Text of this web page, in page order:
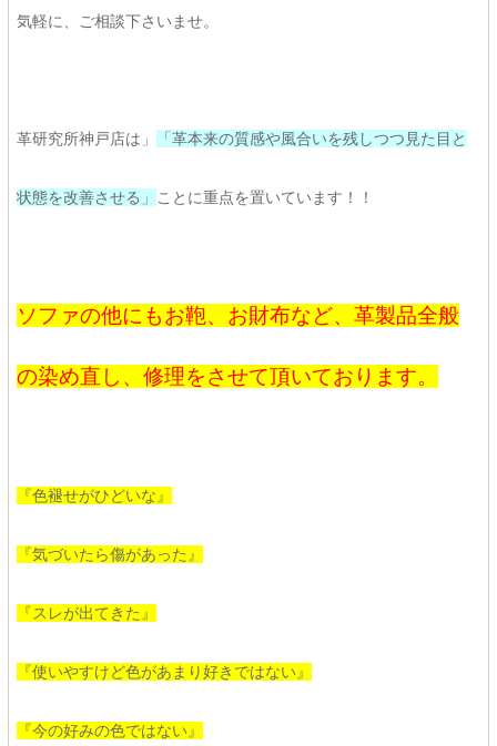
気軽に、ご相談下さいませ。
革研究所神戸店は」 「革本来の質感や風合いを残しつつ見た目と
状態を改善させる」 ことに重点を置いています！！
ソファの他にもお鞄、お財布など、革製品全般
の染め直し、修理をさせて頂いております。
『色褪せがひどいな』
『気づいたら傷があった』
『スレが出てきた』
『使いやすけど色があまり好きではない』
『今の好みの色ではない』